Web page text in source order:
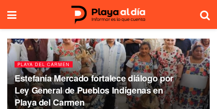
PLAYA DEL CARMEN
Estefanía Mercado fortalece diálogo por
Ley General de Pueblos Indígenas en
Playa del Carmen